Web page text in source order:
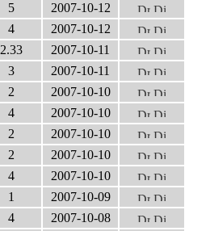
5 2007-10-12
4 2007-10-12
2.33 2007-10-11
3 2007-10-11
2 2007-10-10
4 2007-10-10
2 2007-10-10
2 2007-10-10
4 2007-10-10
1 2007-10-09
4 2007-10-08